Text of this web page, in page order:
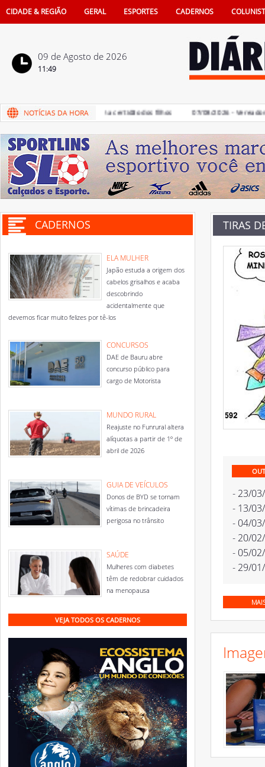
CIDADE & REGIÃO GERAL ESPORTES CADERNOS
09 de Agosto de 2026
11:49
pais na vida e também na certidão dos filhos 07/08/2026 - Vereadores
CADERNOS
ELA MULHER
Japão estuda a origem dos
cabelos grisalhos e acaba
descobrindo
acidentalmente que
devemos ficar muito felizes por tê-los
CONCURSOS
DAE de Bauru abre
concurso público para
cargo de Motorista
MUNDO RURAL
Reajuste no Funrural altera
alíquotas a partir de 1º de
abril de 2026
GUIA DE VEÍCULOS
Donos de BYD se tornam
vítimas de brincadeira
perigosa no trânsito
SAÚDE
Mulheres com diabetes
têm de redobrar cuidados
na menopausa
VEJA TODOS OS CADERNOS
TIRAS
- 23/
- 13/
- 04/
- 20/
- 05/
- 29/